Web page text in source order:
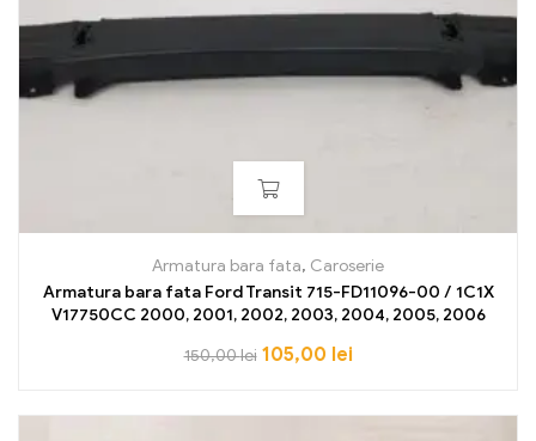
Armatura bara fata, Caroserie
Armatura bara fata Ford Transit 715-FD11096-00 / 1C1X
V17750CC 2000, 2001, 2002, 2003, 2004, 2005, 2006
150,00lei 105,00 lei